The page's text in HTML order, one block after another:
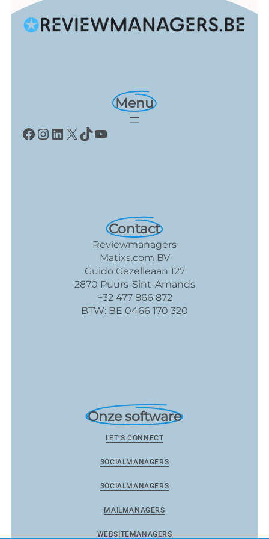
Menu
Facebook
Instagram
LinkedIn
X TikTok
YouTube
Contact
Reviewmanagers
Matixs.com BV
Guido Gezelleaan 127
2870 Puurs-Sint-Amands
+32 477 866 872
BTW: BE 0466 170 320
Onze software
LET’S CONNECT
SOCIALMANAGERS
SOCIALMANAGERS
MAILMANAGERS
WEBSITEMANAGERS